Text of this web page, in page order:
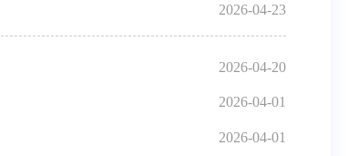
2026-04-23
2026-04-20
2026-04-01
2026-04-01